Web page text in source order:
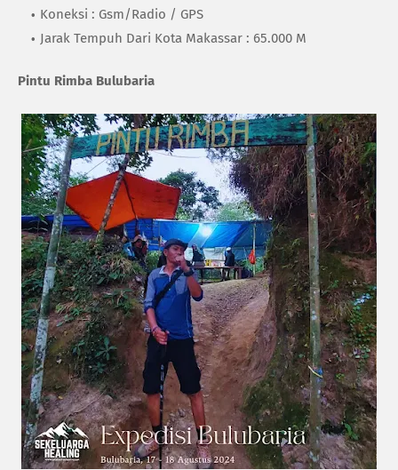
Koneksi : Gsm/Radio / GPS
Jarak Tempuh Dari Kota Makassar : 65.000 M
Pintu Rimba Bulubaria